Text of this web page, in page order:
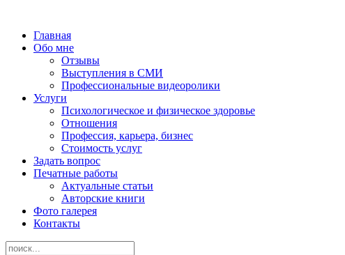
Главная
Обо мне
Отзывы
Выступления в СМИ
Профессиональные видеоролики
Услуги
Психологическое и физическое здоровье
Отношения
Профессия, карьера, бизнес
Стоимость услуг
Задать вопрос
Печатные работы
Актуальные статьи
Авторские книги
Фото галерея
Контакты